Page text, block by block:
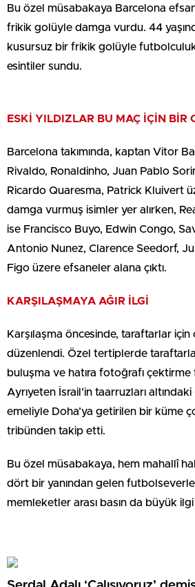
Bu özel müsabakaya Barcelona
frikik golüyle damga vurdu. 44
kusursuz bir frikik golüyle
esintiler sundu.
ESKİ YILDIZLAR BU MAÇ İÇİN BİR
Barcelona takımında, kaptan Vitor
Rivaldo, Ronaldinho, Juan Pablo
Ricardo Quaresma, Patrick Kluivert
damga vurmuş isimler yer alırken,
ise Francisco Buyo, Edwin Congo,
Antonio Nunez, Clarence Seedorf,
Figo üzere efsaneler alana çıktı.
KARŞILAŞMAYA AĞIR İLGİ
Karşılaşma öncesinde, taraftarlar
düzenlendi. Özel tertiplerde
buluşma ve hatıra fotoğrafı çektirme
Ayrıyeten İsrail’in taarruzları
emeliyle Doha’ya getirilen bir küme
tribünden takip etti.
Bu özel müsabakaya, hem mahallî
dört bir yanından gelen
memleketler arası basın da büyük